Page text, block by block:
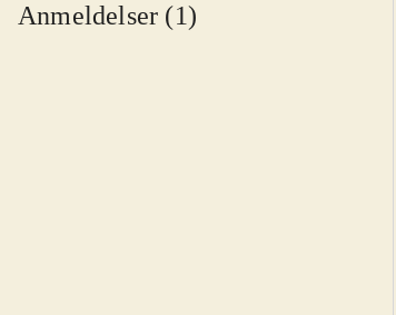
Anmeldelser (1)